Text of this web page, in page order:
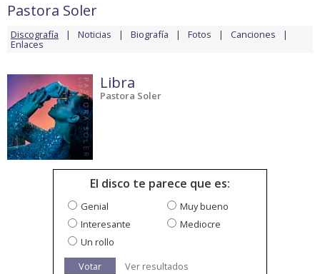
Pastora Soler
Discografía Noticias Biografía Fotos Canciones
Enlaces
Libra
Pastora Soler
El disco te parece que es:
Genial
Muy bueno
Interesante
Mediocre
Un rollo
Votar
Ver resultados